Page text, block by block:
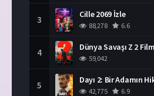
3 Cille 2069 İzle
88,278 6.6
4
59,042
5 Dayı 2: Bir Adamın
42,775 6.9